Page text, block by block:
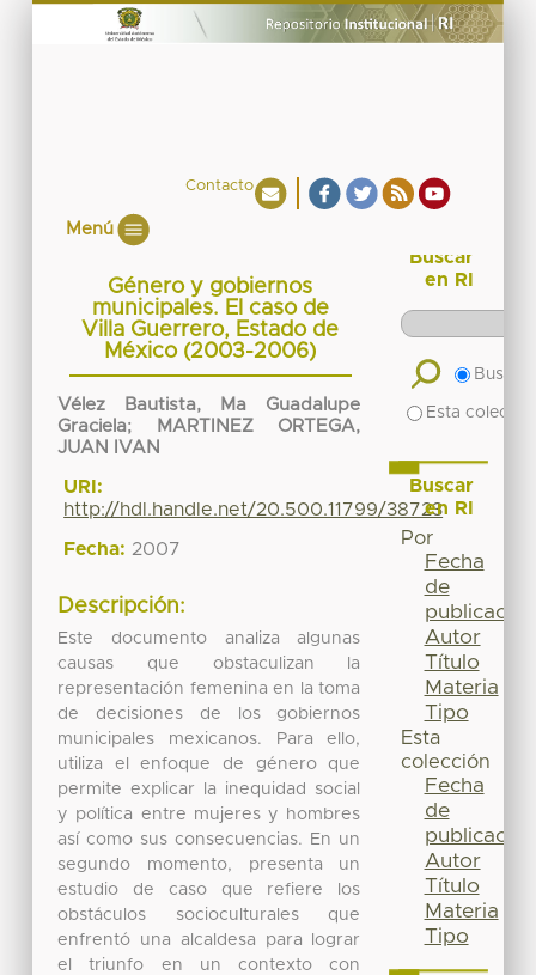
Contacto
Menú
Género y gobiernos
municipales. El caso de
Villa Guerrero, Estado de
México (2003-2006)
Vélez Bautista, Ma Guadalupe
Graciela;
MARTINEZ ORTEGA,
JUAN IVAN
URI:
http://hdl.handle.net/20.500.11799/38723
Fecha: 2007
Descripción:
Este documento analiza algunas
causas que obstaculizan la
representación femenina en la toma
de decisiones de los gobiernos
municipales mexicanos. Para ello,
utiliza el enfoque de género que
permite explicar la inequidad social
y política entre mujeres y hombres
así como sus consecuencias. En un
segundo momento, presenta un
estudio de caso que refiere los
obstáculos socioculturales que
enfrentó una alcaldesa para lograr
el triunfo en un contexto con
Buscar
en RI
Buscar
Esta
Buscar
en RI
Por
Fecha
de
publicación
Autor
Título
Materia
Tipo
Esta
colección
Fecha
de
publicación
Autor
Título
Materia
Tipo